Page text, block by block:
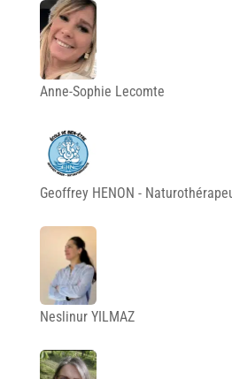
Anne-Sophie Lecomte
Geoffrey HENON -
Neslinur YILMAZ